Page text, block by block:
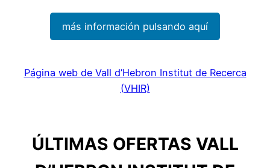
más información pulsando aquí
Página web de Vall d’Hebron Institut de Recerca
(VHIR)
ÚLTIMAS OFERTAS VALL